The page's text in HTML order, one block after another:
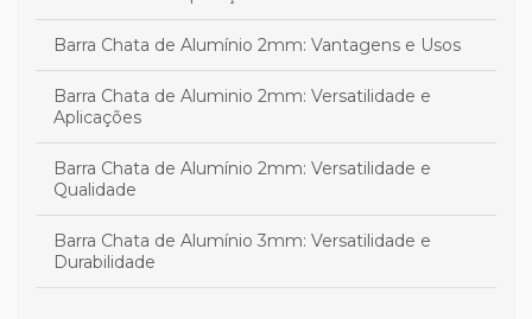
Barra Chata de Alumínio 2mm: Vantagens e Usos
Barra Chata de Aluminio 2mm: Versatilidade e
Aplicações
Barra Chata de Alumínio 2mm: Versatilidade e
Qualidade
Barra Chata de Alumínio 3mm: Versatilidade e
Durabilidade